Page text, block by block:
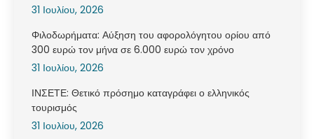
31 Ιουλίου, 2026
Φιλοδωρήματα: Αύξηση του αφορολόγητου ορίου από
300 ευρώ τον μήνα σε 6.000 ευρώ τον χρόνο
31 Ιουλίου, 2026
ΙΝΣΕΤΕ: Θετικό πρόσημο καταγράφει ο ελληνικός
τουρισμός
31 Ιουλίου, 2026